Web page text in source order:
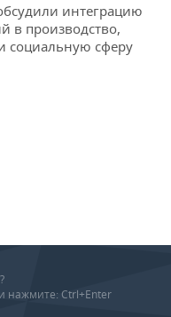
интеграцию
в производство,
социальную сферу
нажмите: Ctrl+Enter